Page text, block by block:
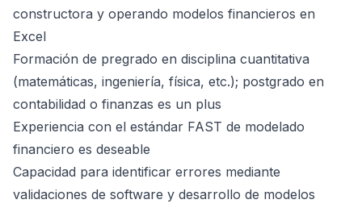
constructora y operando modelos financieros en
Excel
Formación de pregrado en disciplina cuantitativa
(matemáticas, ingeniería, física, etc.); postgrado en
contabilidad o finanzas es un plus
Experiencia con el estándar FAST de modelado
financiero es deseable
Capacidad para identificar errores mediante
validaciones de software y desarrollo de modelos